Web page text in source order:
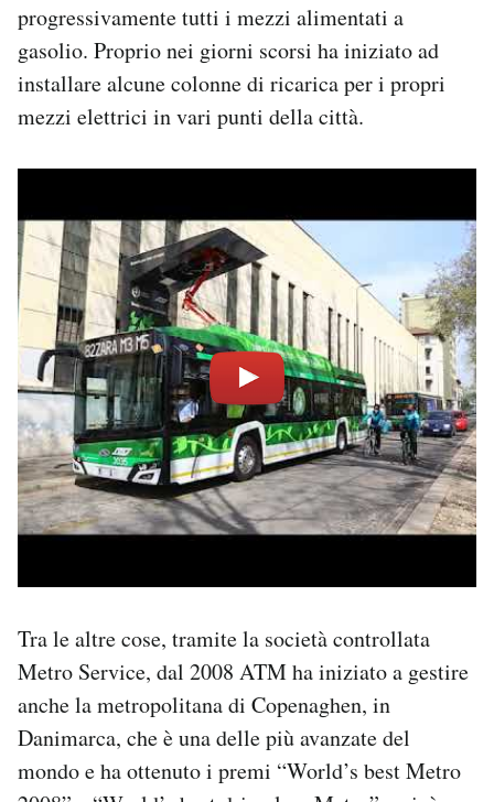
progressivamente tutti i mezzi alimentati a
gasolio. Proprio nei giorni scorsi ha iniziato ad
installare alcune colonne di ricarica per i propri
mezzi elettrici in vari punti della città.
Tra le altre cose, tramite la società controllata
Metro Service, dal 2008 ATM ha iniziato a gestire
anche la metropolitana di Copenaghen, in
Danimarca, che è una delle più avanzate del
mondo e ha ottenuto i premi “World’s best Metro